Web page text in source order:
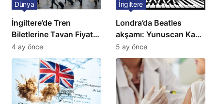
İngiltere’de Tren
Biletlerine Tavan Fiyat:
Ulaşımda Yeni
Düzenleme
Dünya
4 ay önce
Londra’da Beatles
akşamı: Yunuscan Kaya
klasik yorumuyla
sahnede
İngiltere
5 ay önce